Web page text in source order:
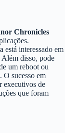
Chronicles
está interessado em
disso, pode
um reboot ou
O sucesso em
executivos de
que foram